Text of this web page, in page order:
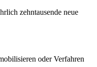
zehntausende neue
oder Verfahren